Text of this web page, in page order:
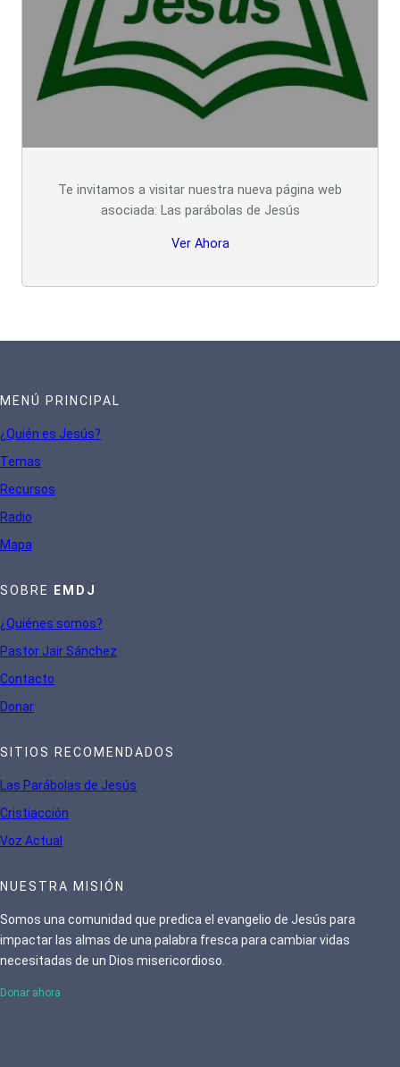
Te invitamos a visitar nuestra nueva página web
asociada: Las parábolas de Jesús
Ver Ahora
MENÚ PRINCIPAL
¿Quién es Jesús?
Temas
Recursos
Radio
Mapa
SOBRE EMDJ
¿Quiénes somos?
Pastor Jair Sánchez
Contacto
Donar
SITIOS RECOMENDADOS
Las Parábolas de Jesús
Cristiacción
Voz Actual
NUESTRA MISIÓN
Somos una comunidad que predica el evangelio de Jesús para
impactar las almas de una palabra fresca para cambiar vidas
necesitadas de un Dios misericordioso.
Donar ahora